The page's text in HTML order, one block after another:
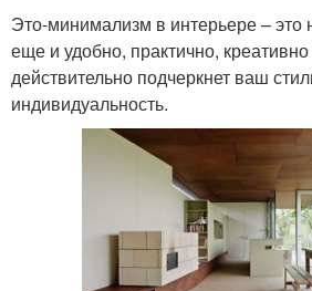
Это-минимализм в интерьере – это
еще и удобно, практично, креативно
действительно подчеркнет ваш
индивидуальность.